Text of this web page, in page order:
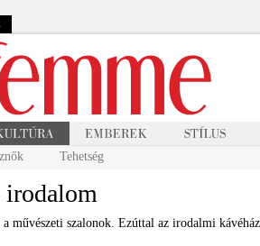
Tehetség
irodalom
művészeti szalonok. Ezúttal az irodalmi